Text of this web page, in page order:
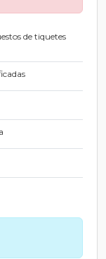
de tiquetes